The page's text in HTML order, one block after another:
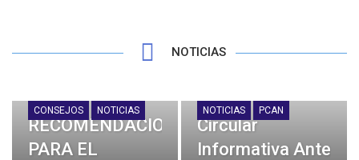
NOTICIAS
CONSEJOS NOTICIAS
RECOMENDACIONES
PARA EL
NOTICIAS PCAN
Circular
Informativa Ante